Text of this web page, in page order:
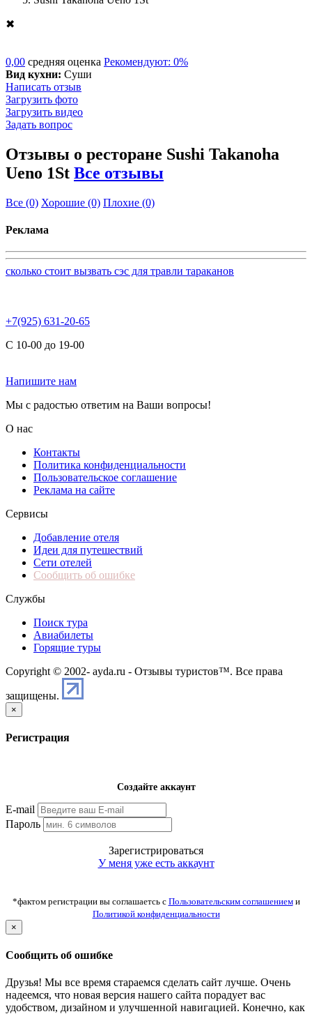
✖
0,00 средняя оценка Рекомендуют: 0%
Вид кухни: Суши
Написать отзыв
Загрузить фото
Загрузить видео
Задать вопрос
Отзывы о ресторане Sushi Takanoha
Ueno 1St Все отзывы
Все (0) Хорошие (0) Плохие (0)
Реклама
сколько стоит вызвать сэс для травли тараканов
+7(925) 631-20-65
С 10-00 до 19-00
Напишите нам
Мы с радостью ответим на Ваши вопросы!
О нас
Контакты
Политика конфиденциальности
Пользовательское соглашение
Реклама на сайте
Сервисы
Добавление отеля
Идеи для путешествий
Сети отелей
Сообщить об ошибке
Службы
Поиск тура
Авиабилеты
Горящие туры
Copyright © 2002- ayda.ru - Отзывы туристов™. Все права
защищены.
×
Регистрация
Создайте аккаунт
E-mail
Пароль
Зарегистрироваться
У меня уже есть аккаунт
*фактом регистрации вы соглашаетсь с Пользовательским соглашениеми
Политикой конфиденциальности
×
Сообщить об ошибке
Друзья! Мы все время стараемся сделать сайт лучше. Очень
надеемся, что новая версия нашего сайта порадует вас
удобством, дизайном и улучшенной навигацией. Конечно, как